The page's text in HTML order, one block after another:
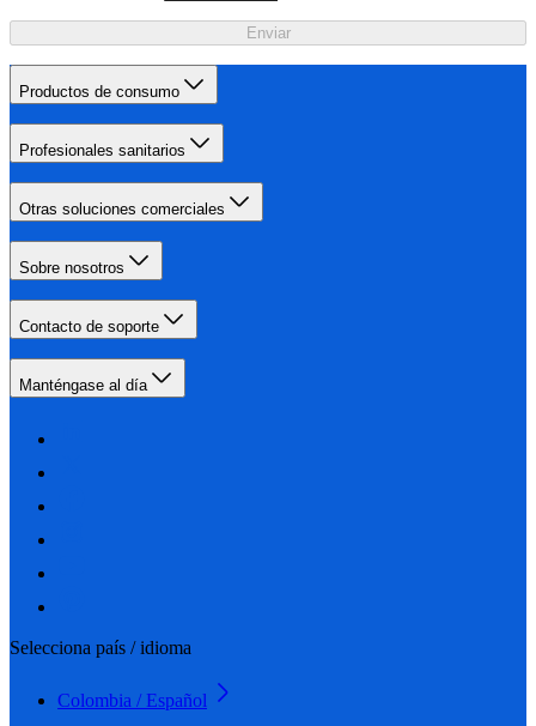
Enviar
Productos de consumo
Profesionales sanitarios
Otras soluciones comerciales
Sobre nosotros
Contacto de soporte
Manténgase al día
Selecciona país / idioma
Colombia / Español